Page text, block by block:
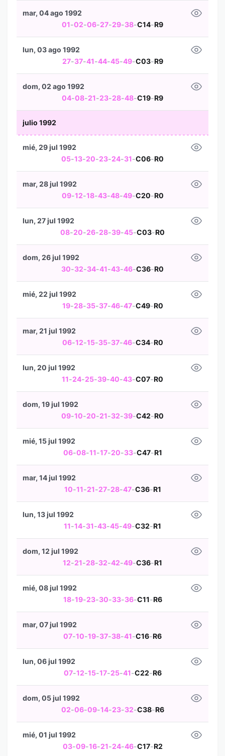
01-02-06-27-29-38-C14-R9
mar, 04 ago 1992
27-37-41-44-45-49-C03-R9
lun, 03 ago 1992
04-08-21-23-28-48-C19-R9
dom, 02 ago 1992
julio 1992
05-13-20-23-24-31-C06-R0
mié, 29 jul 1992
09-12-18-43-48-49-C20-R0
mar, 28 jul 1992
08-20-26-28-39-45-C03-R0
lun, 27 jul 1992
30-32-34-41-43-46-C36-R0
dom, 26 jul 1992
19-28-35-37-46-47-C49-R0
mié, 22 jul 1992
06-12-15-35-37-46-C34-R0
mar, 21 jul 1992
11-24-25-39-40-43-C07-R0
lun, 20 jul 1992
09-10-20-21-32-39-C42-R0
dom, 19 jul 1992
06-08-11-17-20-33-C47-R1
mié, 15 jul 1992
10-11-21-27-28-47-C36-R1
mar, 14 jul 1992
11-14-31-43-45-49-C32-R1
lun, 13 jul 1992
12-21-28-32-42-49-C36-R1
dom, 12 jul 1992
18-19-23-30-33-36-C11-R6
mié, 08 jul 1992
07-10-19-37-38-41-C16-R6
mar, 07 jul 1992
07-12-15-17-25-41-C22-R6
lun, 06 jul 1992
02-06-09-14-23-32-C38-R6
dom, 05 jul 1992
03-09-16-21-24-46-C17-R2
mié, 01 jul 1992